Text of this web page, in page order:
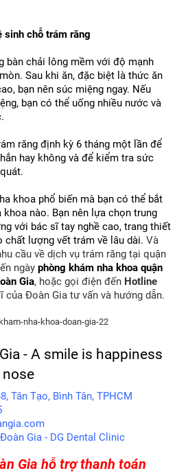
bàn chải lông mềm với độ mạnh
Sau khi ăn, đặc biệt là thức ăn
bạn nên súc miệng ngay. Nếu
bạn có thể uống nhiều nước và
răng định kỳ 6 tháng một lần để
hay không và để kiểm tra sức
khoa phổ biến mà bạn có thể bắt
nào. Bạn nên lựa chọn trung
với bác sĩ tay nghề cao, trang thiết
chất lượng vết trám về lâu dài. Và
cầu về dịch vụ trám răng tại quận
ngày phòng khám nha khoa quận
Gia, hoặc gọi điện đến
Đoàn Gia tư vấn và hướng dẫn.
- A smile is happiness
Tân Tạo, Bình Tân, TPHCM
Gia - DG Dental Clinic
Gia hỗ trợ thanh toán